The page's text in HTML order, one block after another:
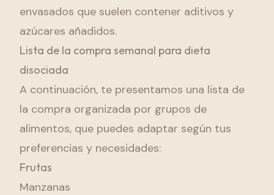
envasados que suelen contener aditivos y
azúcares añadidos.
Lista de la compra semanal para dieta
disociada
A continuación, te presentamos una lista de
la compra organizada por grupos de
alimentos, que puedes adaptar según tus
preferencias y necesidades:
Frutas
Manzanas